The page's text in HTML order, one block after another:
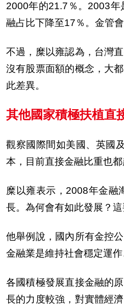
2000年的21.7％。2003
融占比下降至17％。金管
不過，糜以雍認為，台灣
沒有股票面額的概念，大
此差異。
其他國家積極扶植直
觀察國際間如美國、英國
本，目前直接金融比重也
糜以雍表示，2008年金融
長。為何會有如此發展？
他舉例 說 ，國內 所有金控
金融業是維持社會穩定運
各國積極發展直接金融的
長的力度較強，對實體經